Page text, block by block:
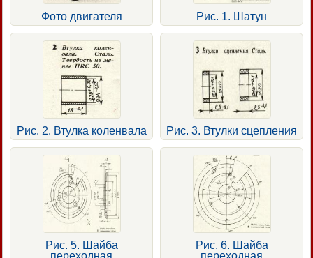
Фото двигателя Рис. 1. Шатун
Рис. 2. Втулка коленвала Рис. 3. Втулки сцепления
Рис. 5. Шайба
переходная
Рис. 6. Шайба
переходная